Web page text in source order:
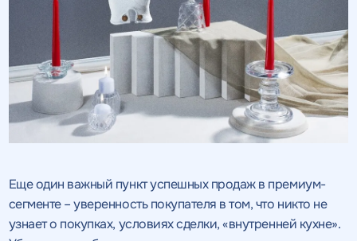
Еще один важный пункт успешных продаж в премиум-
сегменте – уверенность покупателя в том, что никто не
узнает о покупках, условиях сделки, «внутренней кухне».